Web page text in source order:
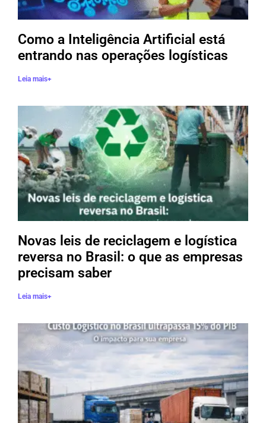
Como a Inteligência Artificial está
entrando nas operações logísticas
Leia mais+
Novas leis de reciclagem e logística
reversa no Brasil: o que as empresas
precisam saber
Leia mais+